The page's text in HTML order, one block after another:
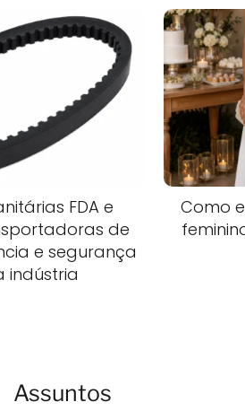
FDA e
de
e segurança
indústria
Como
Assuntos